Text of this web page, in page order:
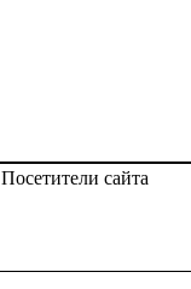
Посетители сайта